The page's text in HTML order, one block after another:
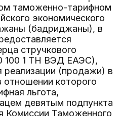
таможенно-тарифном
экономического
(бадриджаны), в
стручкового
100 1 ТН ВЭД ЕАЭС),
реализации (продажи) в
отношении которого
льгота,
девятым подпункта
Комиссии Таможенного